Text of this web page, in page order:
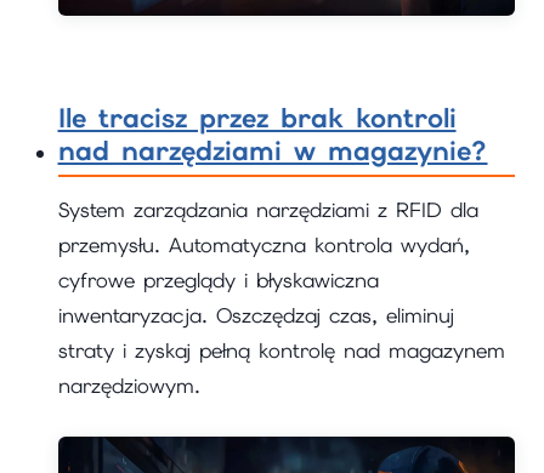
Ile tracisz przez brak kontroli
nad narzędziami w magazynie?
System zarządzania narzędziami z RFID dla
przemysłu. Automatyczna kontrola wydań,
cyfrowe przeglądy i błyskawiczna
inwentaryzacja. Oszczędzaj czas, eliminuj
straty i zyskaj pełną kontrolę nad magazynem
narzędziowym.